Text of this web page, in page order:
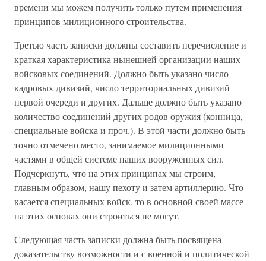
времени мы можем получить только путем применения
принципов милиционного строительства.
Третью часть записки должны составить перечисление и
краткая характеристика нынешней организации наших
войсковых соединений. Должно быть указано число
кадровых дивизий, число территориальных дивизий
первой очереди и других. Дальше должно быть указано
количество соединений других родов оружия (конница,
специальные войска и проч.). В этой части должно быть
точно отмечено место, занимаемое милиционными
частями в общей системе наших вооруженных сил.
Подчеркнуть, что на этих принципах мы строим,
главным образом, нашу пехоту и затем артиллерию. Что
касается специальных войск, то в основной своей массе
на этих основах они строиться не могут.
Следующая часть записки должна быть посвящена
доказательству возможности и с военной и политической